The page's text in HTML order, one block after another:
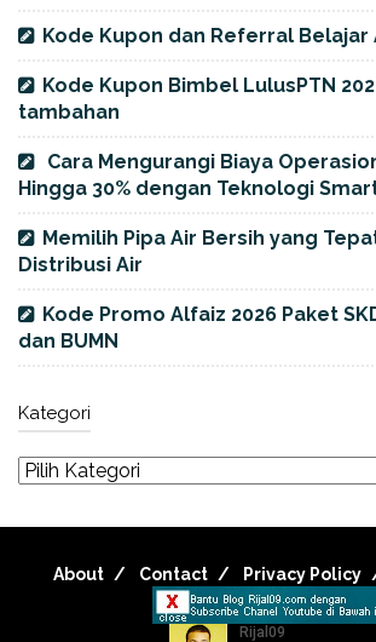
Kode Kupon dan Referral Belajar
Kode Kupon Bimbel LulusPTN
tambahan
Cara Mengurangi Biaya
Hingga 30% dengan Teknologi
Memilih Pipa Air Bersih yang
Distribusi Air
Kode Promo Alfaiz 2026 Paket
dan BUMN
Kategori
About Contact Privacy Policy